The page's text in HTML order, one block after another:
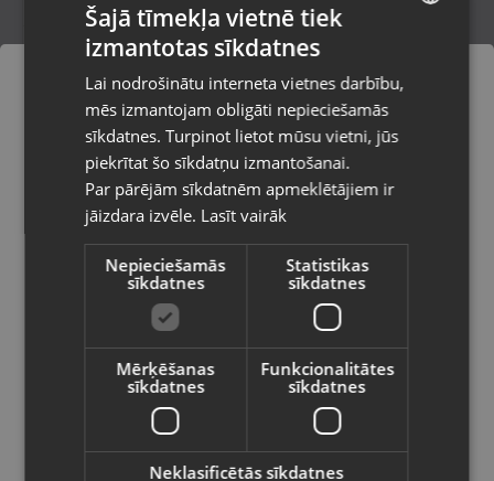
Samsung Galaxy A05s (A057G/DSN)
128GB 4GB RAM
Rīga, Ieriķu iela 3
Stāvoklis Mazlietots (Garantija 12 mēneši)
80.00€
/mēn.
Samsung Galaxy A13 (A137F/DSN) 32GB
Pasūtījumi tiks piegādāti uz
izvēlēto valsti
Vietnes saturs būs attēlots izvēlētajā
valodā
Valsts
Latviešu / Latvian
RUSSIAN
Šajā tīmekļa vietnē tiek
izmantotas sīkdatnes
Lai nodrošinātu interneta vietnes darbību,
mēs izmantojam obligāti nepieciešamās
sīkdatnes. Turpinot lietot mūsu vietni, jūs
piekrītat šo sīkdatņu izmantošanai.
Par pārējām sīkdatnēm apmeklētājiem ir
jāizdara izvēle. Lasīt vairāk
Nepieciešamās
sīkdatnes
Statistikas
sīkdatnes
Mērķēšanas
sīkdatnes
Funkcionalitātes
sīkdatnes
Neklasificētās sīkdatnes